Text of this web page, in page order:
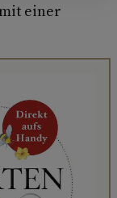
einer